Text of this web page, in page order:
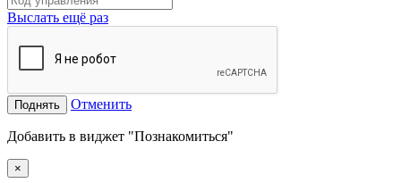
Выслать ещё раз
Поднять Отменить
Добавить в виджет "Познакомиться"
×